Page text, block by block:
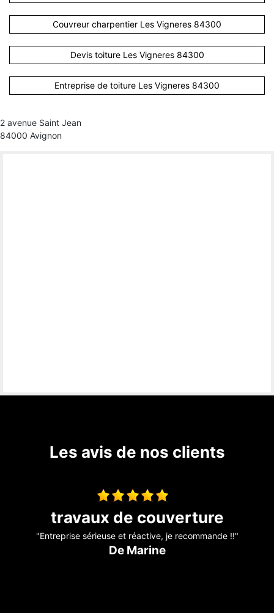
Couvreur charpentier Les Vigneres 84300
Devis toiture Les Vigneres 84300
Entreprise de toiture Les Vigneres 84300
2 avenue Saint Jean
84000 Avignon
Les avis de nos clients
Couverture
"Au top !! "
De Ornella